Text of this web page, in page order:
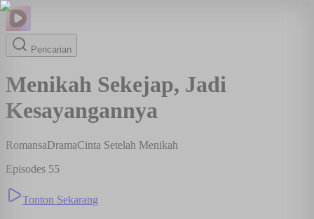
Pencarian
Menikah Sekejap, Jadi
Kesayangannya
RomansaDramaCinta Setelah Menikah
Episodes 55
Tonton Sekarang